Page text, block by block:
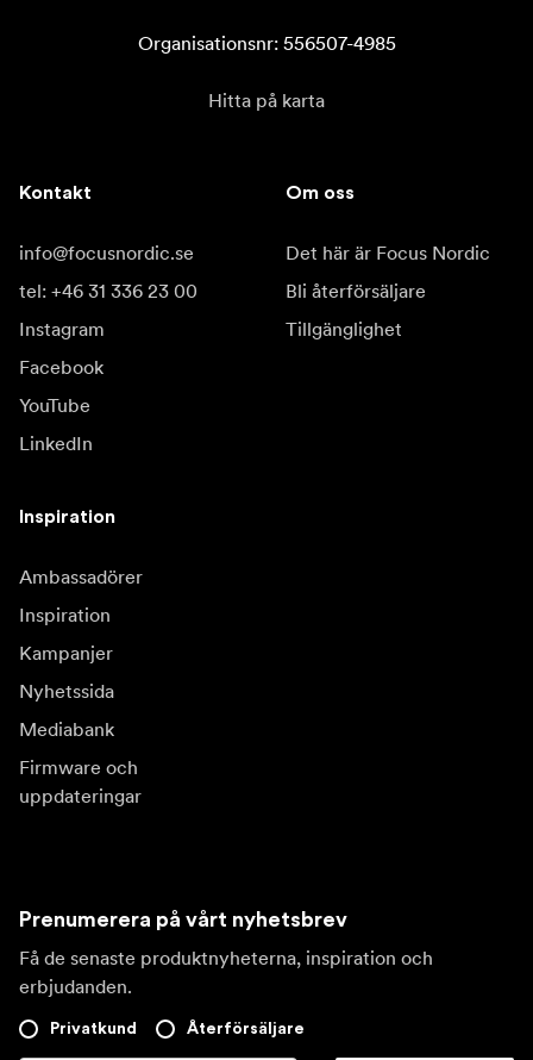
Organisationsnr: 556507-4985
Hitta på karta
Kontakt
info@focusnordic.se
tel: +46 31 336 23 00
Instagram
Facebook
YouTube
LinkedIn
Om oss
Det här är Focus Nordic
Bli återförsäljare
Tillgänglighet
Inspiration
Ambassadörer
Inspiration
Kampanjer
Nyhetssida
Mediabank
Firmware och
uppdateringar
Prenumerera på vårt nyhetsbrev
Få de senaste produktnyheterna, inspiration och
erbjudanden.
Privatkund Återförsäljare